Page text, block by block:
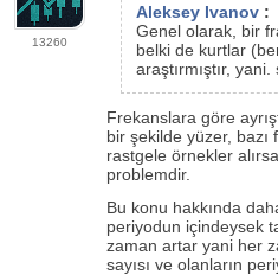
13260
Aleksey Ivanov :
Genel olarak, bir
belki de kurtlar
araştırmıştır,
Frekanslara göre
bir şekilde yüzer,
rastgele örnekler
problemdir.
Bu konu hakkında
periyodun içindeysek
zaman artar yani her
sayısı ve olanların